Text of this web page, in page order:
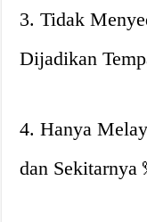
3. Tidak
Dijadikan
4. Hanya
dan Sekitarnya